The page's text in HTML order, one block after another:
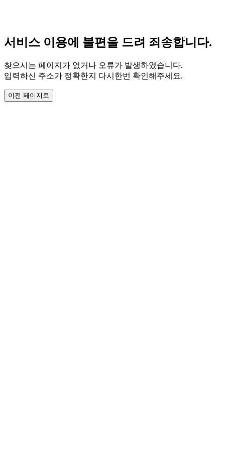
서비스 이용에 불편을 드려 죄송합니다.
찾으시는 페이지가 없거나 오류가 발생하였습니다.
입력하신 주소가 정확한지 다시한번 확인해주세요.
이전 페이지로